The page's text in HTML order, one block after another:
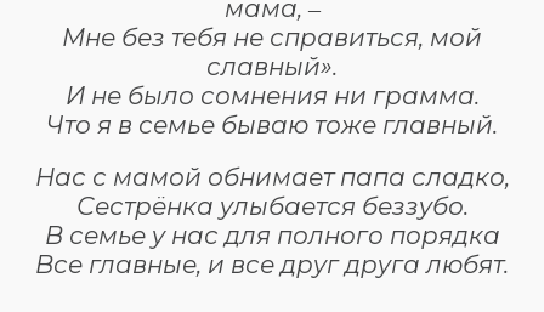
мама, ‒
Мне без тебя не справиться, мой
славный».
И не было сомнения ни грамма.
Что я в семье бываю тоже главный.
Нас с мамой обнимает папа сладко,
Сестрёнка улыбается беззубо.
В семье у нас для полного порядка
Все главные, и все друг друга любят.